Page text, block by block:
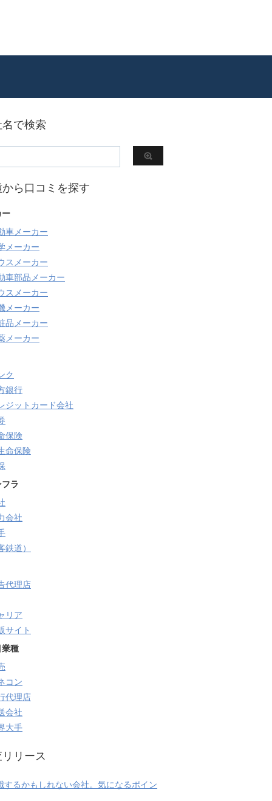
で検索
ら口コミを探す
ー
車メーカー
メーカー
スメーカー
車部品メーカー
スメーカー
メーカー
品メーカー
メーカー
ク
銀行
ジットカード会社
保険
命保険
ラ
会社
鉄道）
代理店
リア
サイト
業種
コン
代理店
会社
大手
リース
するかもしれない会社。気になるポイン